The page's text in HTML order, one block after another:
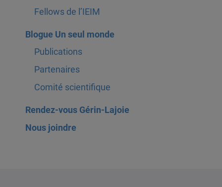
Fellows de l’IEIM
Blogue Un seul monde
Publications
Partenaires
Comité scientifique
Rendez-vous Gérin-Lajoie
Nous joindre